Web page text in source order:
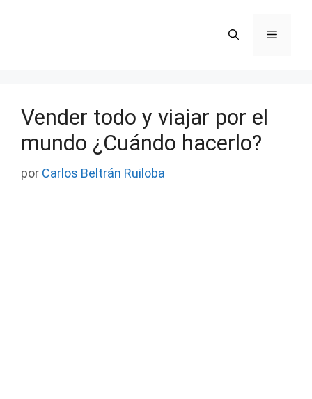
Menú
Vender todo y viajar por el
mundo ¿Cuándo hacerlo?
por Carlos Beltrán Ruiloba